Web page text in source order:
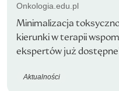
Onkologia.edu.pl
Minimalizacja
kierunki w terapii
ekspertów już
Aktualności